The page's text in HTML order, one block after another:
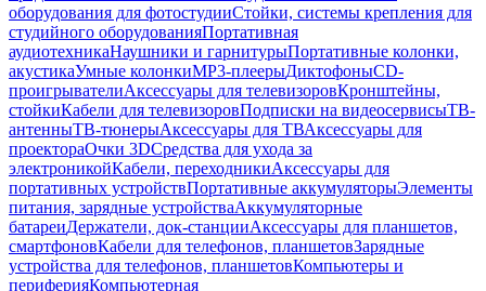
оборудования для фотостудииСтойки, системы крепления для
студийного оборудованияПортативная
аудиотехникаНаушники и гарнитурыПортативные колонки,
акустикаУмные колонкиMP3-плеерыДиктофоныCD-
проигрывателиАксессуары для телевизоровКронштейны,
стойкиКабели для телевизоровПодписки на видеосервисыТВ-
антенныТВ-тюнерыАксессуары для ТВАксессуары для
проектораОчки 3DСредства для ухода за
электроникойКабели, переходникиАксессуары для
портативных устройствПортативные аккумуляторыЭлементы
питания, зарядные устройстваАккумуляторные
батареиДержатели, док-станцииАксессуары для планшетов,
смартфоновКабели для телефонов, планшетовЗарядные
устройства для телефонов, планшетовКомпьютеры и
периферияКомпьютерная